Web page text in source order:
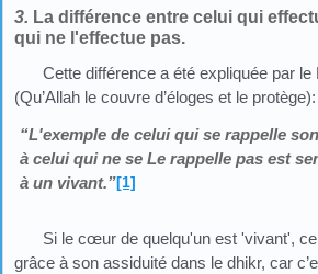
3. La différence entre celui qui
qui ne l'effectue pas.
Cette différence a été expliquée par
(Qu’Allah le couvre d’éloges et le protège):
“L'exemple de celui qui se rappelle
à celui qui ne se Le rappelle pas est
à un vivant.”[1]
Si le cœur de quelqu'un est 'vivant',
grâce à son assiduité dans le dhikr, car